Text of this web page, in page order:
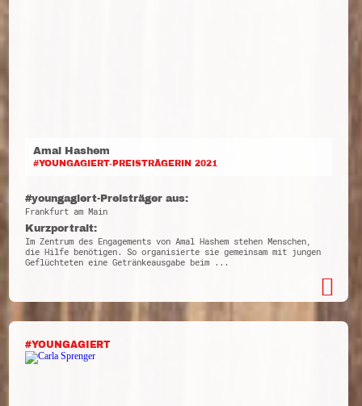
Amal Hashem
#YOUNGAGIERT-PREISTRÄGERIN 2021
#youngagiert-Preisträger aus:
Frankfurt am Main
Kurzportrait:
Im Zentrum des Engagements von Amal Hashem stehen Menschen,
die Hilfe benötigen. So organisierte sie gemeinsam mit jungen
Geflüchteten eine Getränkeausgabe beim ...
#YOUNGAGIERT